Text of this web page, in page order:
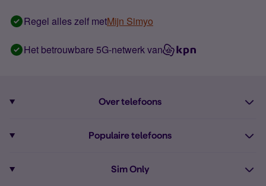
Regel alles zelf metMijn Simyo
Het betrouwbare 5G-netwerk van
Over telefoons
Alle telefoons
Populaire telefoons
Sim Only